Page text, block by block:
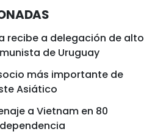
recibe a delegación de alto
de Uruguay
más importante de
Asiático
a Vietnam en 80